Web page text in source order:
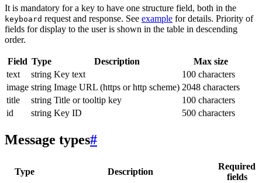
It is mandatory for a key to have one structure field, both in the
keyboard request and response. See example for details. Priority of
fields for display to the user is shown in the table in descending
order.
Field Type Description
Max size
text
string Key text
100 characters
image string Image URL (https or http scheme) 2048 characters
title
string Title or tooltip key
100 characters
id
string Key ID 500 characters
Message types#
Type Description
Required
fields